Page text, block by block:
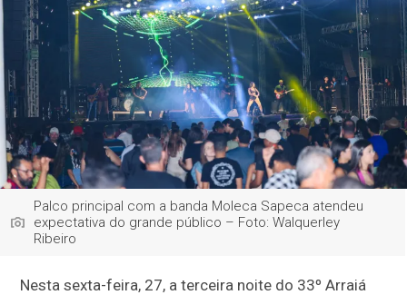
Palco principal com a banda Moleca Sapeca atendeu
expectativa do grande público – Foto: Walquerley
Ribeiro
Nesta sexta-feira, 27, a terceira noite do 33º Arraiá